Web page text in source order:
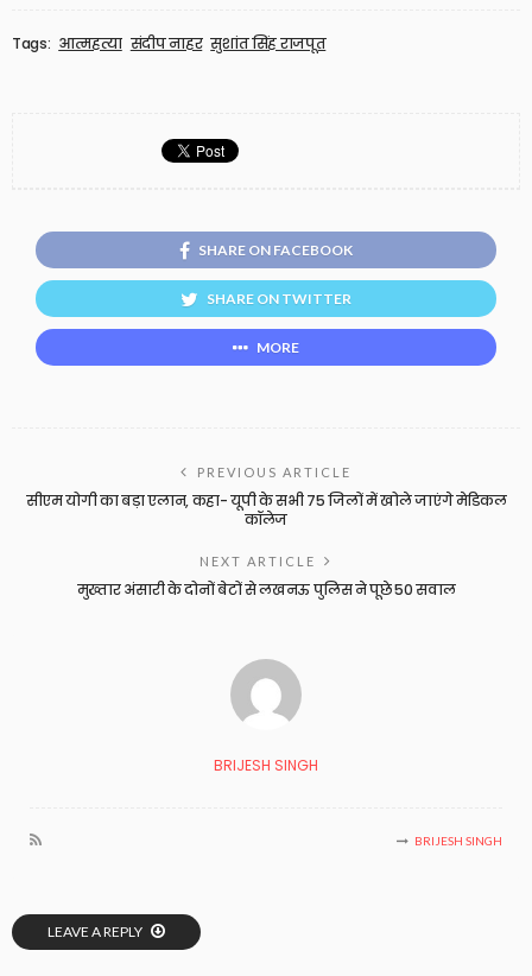
Tags: आत्महत्या संदीप नाहर सुशांत सिंह राजपूत
SHARE ON FACEBOOK
SHARE ON TWITTER
MORE
PREVIOUS ARTICLE
सीएम योगी का बड़ा एलान, कहा- यूपी के सभी 75 जिलों में खोले जाएंगे मेडिकल
कॉलेज
NEXT ARTICLE
मुख्तार अंसारी के दोनों बेटों से लखनऊ पुलिस ने पूछे 50 सवाल
BRIJESH SINGH
BRIJESH SINGH
LEAVE A REPLY